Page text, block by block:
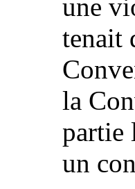
une
tenait
la
partie
un